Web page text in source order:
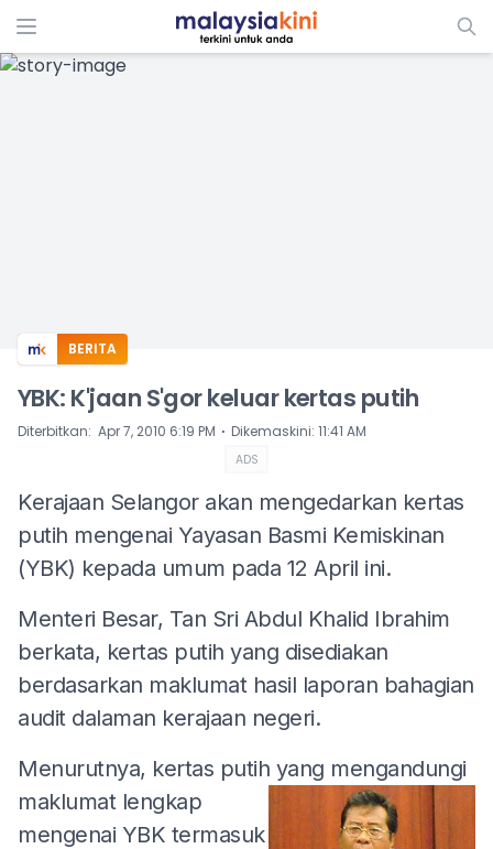
ADS
BERITA
YBK: K'jaan S'gor keluar kertas putih
Diterbitkan: Apr 7, 2010 6:19 PM ⋅ Dikemaskini: 11:41 AM
ADS
Kerajaan Selangor akan mengedarkan kertas
putih mengenai Yayasan Basmi Kemiskinan
(YBK) kepada umum pada 12 April ini.
Menteri Besar, Tan Sri Abdul Khalid Ibrahim
berkata, kertas putih yang disediakan
berdasarkan maklumat hasil laporan bahagian
audit dalaman kerajaan negeri.
Menurutnya, kertas putih yang mengandungi
maklumat lengkap
mengenai YBK termasuk